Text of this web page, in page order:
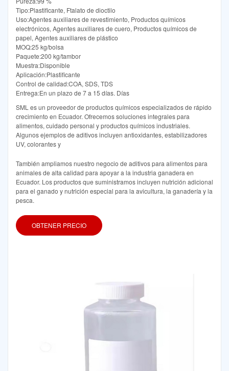
Tipo:Plastificante, Ftalato de dioctilo
Uso:Agentes auxiliares de revestimiento, Productos químicos
electrónicos, Agentes auxiliares de cuero, Productos químicos de
papel, Agentes auxiliares de plástico
MOQ:25 kg/bolsa
Paquete:200 kg/tambor
Muestra:Disponible
Aplicación:Plastificante
Control de calidad:COA, SDS, TDS
Entrega:En un plazo de 7 a 15 días. Días
SML es un proveedor de productos químicos especializados de rápido
crecimiento en Ecuador. Ofrecemos soluciones integrales para
alimentos, cuidado personal y productos químicos industriales.
Algunos ejemplos de aditivos incluyen antioxidantes, estabilizadores
UV, colorantes y
También ampliamos nuestro negocio de aditivos para alimentos para
animales de alta calidad para apoyar a la industria ganadera en
Ecuador. Los productos que suministramos incluyen nutrición adicional
para el ganado y nutrición especial para la avicultura, la ganadería y la
pesca.
OBTENER PRECIO